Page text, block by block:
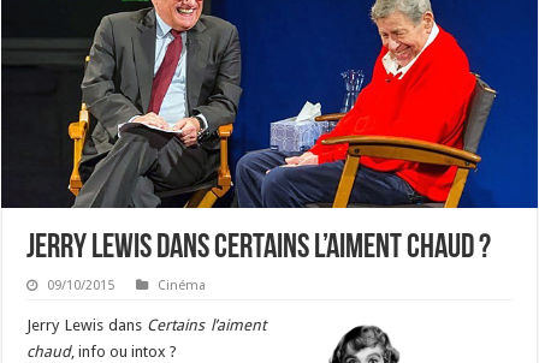
Jerry Lewis dans Certains l’aiment chaud ?
09/10/2015 Cinéma
Jerry Lewis dans Certains l’aiment
chaud, info ou intox ?